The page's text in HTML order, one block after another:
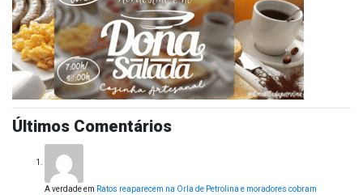
Últimos Comentários
A verdadeem Ratos reaparecem na Orla de Petrolina e moradores cobram